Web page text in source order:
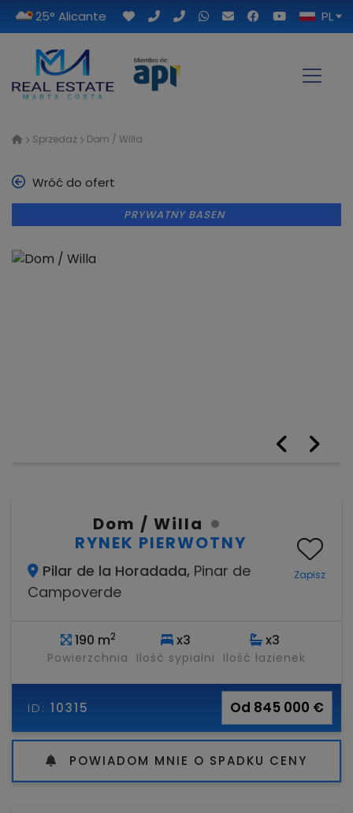
25° Alicante PL
Sprzedaż Dom / Willa
Wróć do ofert
PRYWATNY BASEN
Dom / Willa
RYNEK PIERWOTNY
Pilar de la Horadada, Pinar de
Campoverde
Zapisz
190 m2
Powierzchnia
x3
Ilość sypialni
x3
Ilość łazienek
ID: 10315 Od 845 000 €
POWIADOM MNIE O SPADKU CENY